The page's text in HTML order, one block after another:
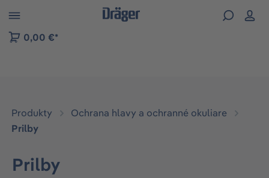
to B2B platform navigation
0,00 €*
Produkty
Ochrana hlavy a ochranné okuliare
Prilby
Prilby